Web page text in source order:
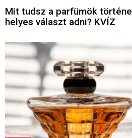
Mit tudsz a parfümök
helyes választ adni? KVÍZ